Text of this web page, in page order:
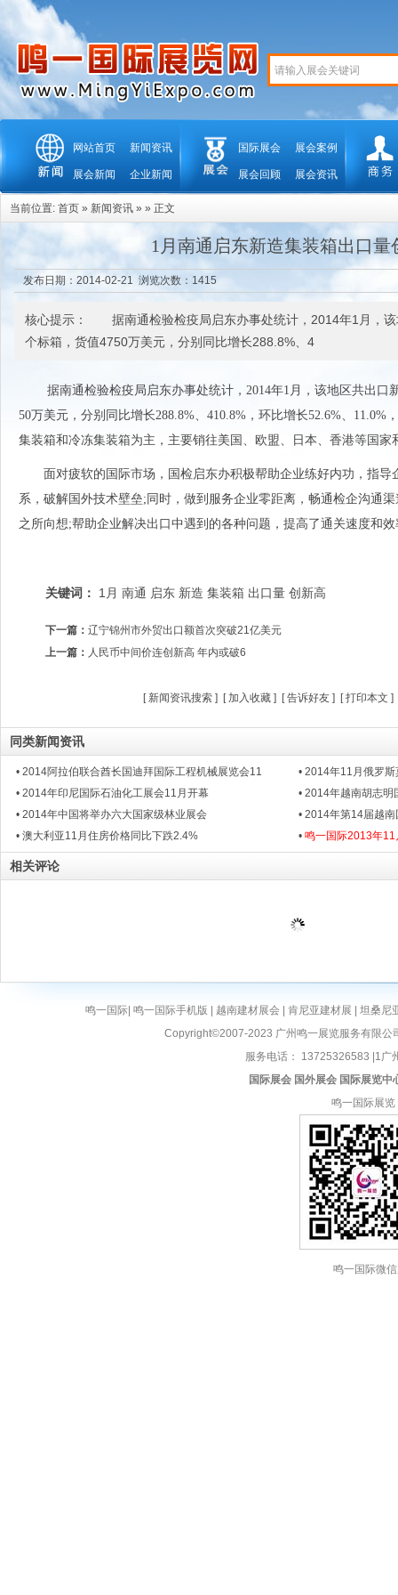
网站首页 新闻资讯
展会新闻 企业新闻
国际展会 展会案例
展会回顾 展会资讯
当前位置: 首页 » 新闻资讯 » » 正文
1月南通启东新造集装箱出口量
发布日期：2014-02-21 浏览次数： 1415
核心提示： 据南通检验检疫局启东办事处统计，2014年1月，该
个标箱，货值4750万美元，分别同比增长288.8%、4
据南通检验检疫局启东办事处统计，2014年1月，该地区共出口
50万美元，分别同比增长288.8%、410.8%，环比增长52.6%、11.0%
集装箱和冷冻集装箱为主，主要销往美国、欧盟、日本、香港等国家
面对疲软的国际市场，国检启东办积极帮助企业练好内功，指导
系，破解国外技术壁垒;同时，做到服务企业零距离，畅通检企沟通
之所向想;帮助企业解决出口中遇到的各种问题，提高了通关速度和
关键词： 1月 南通 启东 新造 集装箱 出口量 创新高
下一篇： 辽宁锦州市外贸出口额首次突破21亿美元
上一篇： 人民币中间价连创新高 年内或破6
[ 新闻资讯搜索 ] [加入收藏 ] [告诉好友 ] [打印本文 ]
同类新闻资讯
• 2014阿拉伯联合酋长国迪拜国际工程机械展览会11
• 2014年11月俄罗
• 2014年印尼国际石油化工展会11月开幕
• 2014年越南胡志
• 2014年中国将举办六大国家级林业展会
• 2014年第14届越
• 澳大利亚11月住房价格同比下跌2.4%
• 鸣一国际2013年
相关评论
鸣一国际| 鸣一国际手机版 | 越南建材展会| 肯尼亚建材展 | 坦桑尼
Copyright©2007-2023 广州鸣一展览服务有限公
服务电话： 13725326583 |1广
国际展会 国外展会 国际展览中
鸣一国际展览
鸣一国际微